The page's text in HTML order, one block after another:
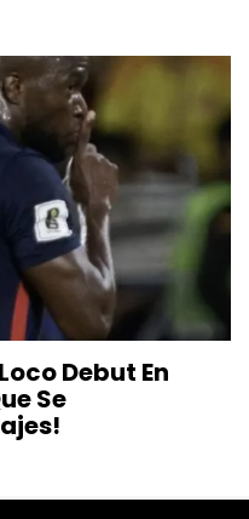
Debut En
Se